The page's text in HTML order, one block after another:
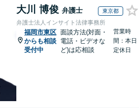
大川 博俊 弁護士 東京都
弁護士法人インサイト法律事務所
福岡市東区
からも相談
受付中
面談方法(対面・
電話・ビデオな
ど)は応相談
営業時
間：本日
定休日